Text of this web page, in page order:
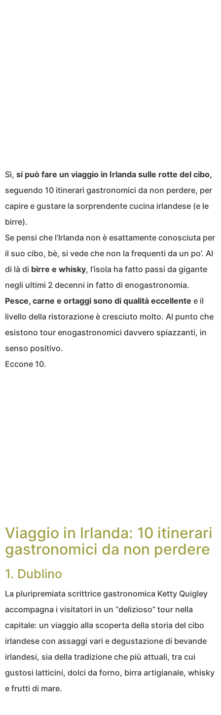
Sì, si può fare un viaggio in Irlanda sulle rotte del cibo,
seguendo 10 itinerari gastronomici da non perdere, per
capire e gustare la sorprendente cucina irlandese (e le
birre).
Se pensi che l’Irlanda non è esattamente conosciuta per
il suo cibo, bè, si vede che non la frequenti da un po’. Al
di là di birre e whisky, l’isola ha fatto passi da gigante
negli ultimi 2 decenni in fatto di enogastronomia.
Pesce, carne e ortaggi sono di qualità eccellente e il
livello della ristorazione è cresciuto molto. Al punto che
esistono tour enogastronomici davvero spiazzanti, in
senso positivo.
Eccone 10.
Viaggio in Irlanda: 10 itinerari
gastronomici da non perdere
1. Dublino
La pluripremiata scrittrice gastronomica Ketty Quigley
accompagna i visitatori in un “delizioso” tour nella
capitale: un viaggio alla scoperta della storia del cibo
irlandese con assaggi vari e degustazione di bevande
irlandesi, sia della tradizione che più attuali, tra cui
gustosi latticini, dolci da forno, birra artigianale, whisky
e frutti di mare.